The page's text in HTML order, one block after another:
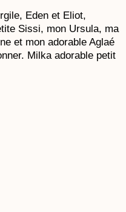
Eden et Eliot,
Sissi, mon Ursula, ma
et mon adorable Aglaé
Milka adorable petit